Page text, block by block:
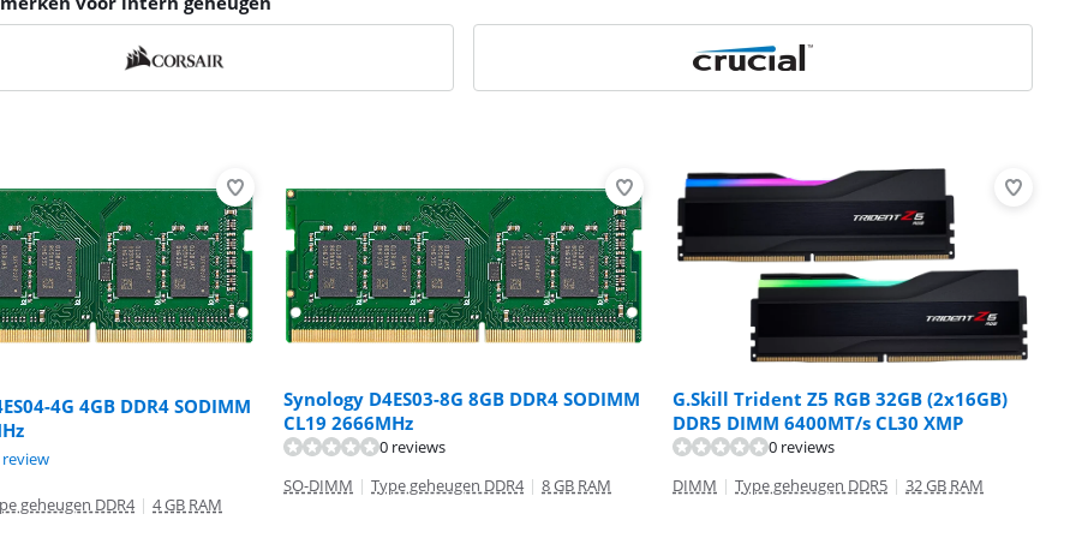
4G 4GB DDR4 SODIMM
van de 10, gebaseerd op 1 review.
review
geheugen DDR4 | 4 GB RAM
Synology D4ES03-8G 8GB DDR4 SODIMM
CL19 2666MHz
0 reviews
SO-DIMM | Type geheugen DDR4 | 8 GB RAM
G.Skill Trident Z5 RGB 32GB (2x16GB)
DDR5 DIMM 6400MT/s CL30 XMP
0 reviews
DIMM | Type geheugen DDR5 | 32 GB RAM